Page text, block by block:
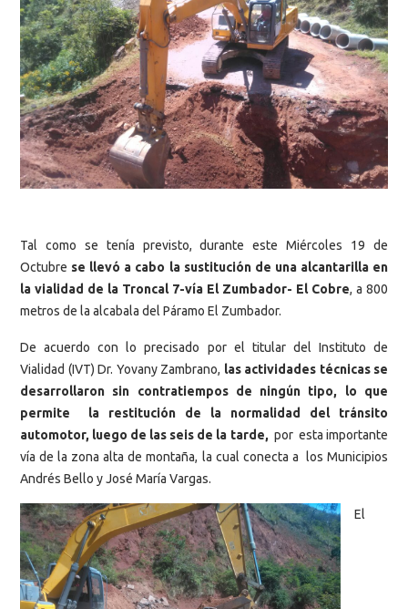
Tal como se tenía previsto, durante este Miércoles 19 de
Octubre se llevó a cabo la sustitución de una alcantarilla en
la vialidad de la Troncal 7-vía El Zumbador- El Cobre, a 800
metros de la alcabala del Páramo El Zumbador.
De acuerdo con lo precisado por el titular del Instituto de
Vialidad (IVT) Dr. Yovany Zambrano, las actividades técnicas se
desarrollaron sin contratiempos de ningún tipo, lo que
permite la restitución de la normalidad del tránsito
automotor, luego de las seis de la tarde, por esta importante
vía de la zona alta de montaña, la cual conecta a los Municipios
Andrés Bello y José María Vargas.
El